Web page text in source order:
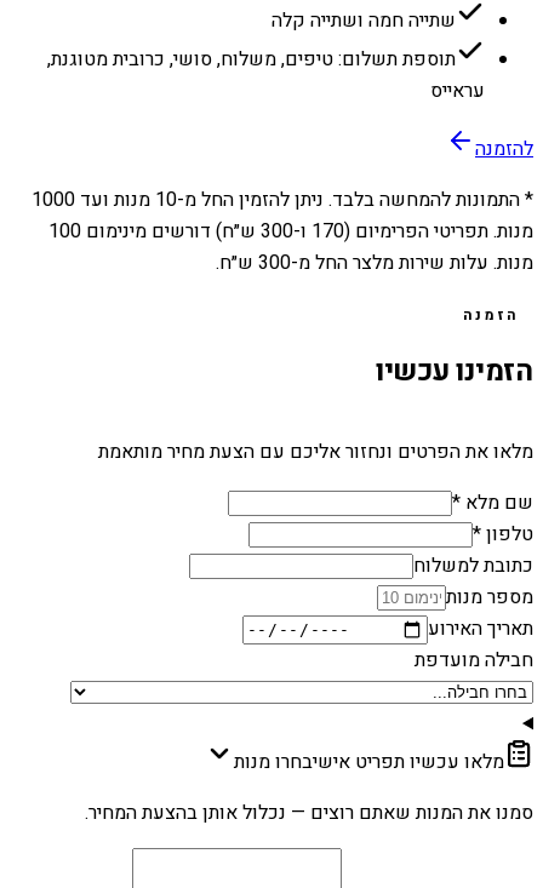
שתייה חמה ושתייה קלה
תוספת תשלום: טיפים, משלוח, סושי, כרובית מטוגנת,
עראייס
להזמנה
* התמונות להמחשה בלבד. ניתן להזמין החל מ-10 מנות ועד 1000
מנות. תפריטי הפרימיום (170 ו-300 ש״ח) דורשים מינימום 100
מנות. עלות שירות מלצר החל מ-300 ש״ח.
הזמנה
הזמינו עכשיו
מלאו את הפרטים ונחזור אליכם עם הצעת מחיר מותאמת
שם מלא *
טלפון *
כתובת למשלוח
מספר מנות
תאריך האירוע
חבילה מועדפת
מלאו עכשיו תפריט אישיבחרו מנות
סמנו את המנות שאתם רוצים — נכלול אותן בהצעת המחיר.